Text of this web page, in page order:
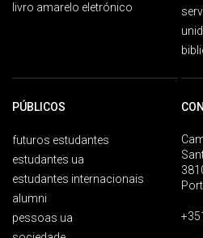
livro amarelo eletrónico
PÚBLICOS
futuros estudantes
estudantes ua
estudantes internacionais
alumni
pessoas ua